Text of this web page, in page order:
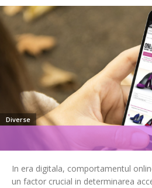
Diverse
In era digitala, comportamentul
un factor crucial in determinarea